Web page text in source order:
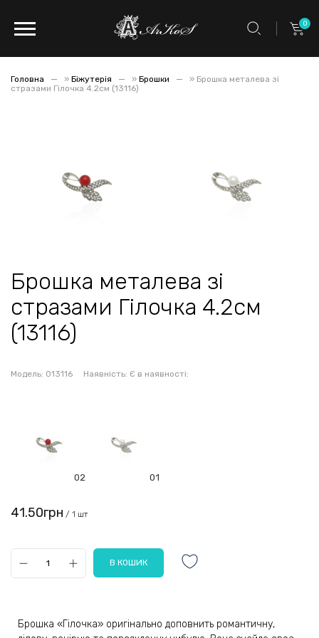
0
Головна » Біжутерія » Брошки » Брошка металева зі
стразами Гілочка 4.2см (13116)
Брошка металева зі
стразами Гілочка 4.2см
(13116)
Модель: 013116 Наявність: Є в наявності:
02 01
41.50грн / 1 шт
Брошка «Гілочка» оригінально доповнить романтичну,